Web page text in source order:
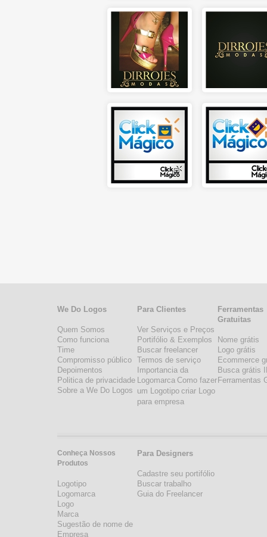
We Do Logos
Quem Somos
Como funciona
Time
Compromisso público
Depoimentos
Politica de privacidade
Sobre a We Do Logos
Conheça Nossos
Produtos
Logotipo
Logomarca
Logo
Marca
Sugestão de nome de
Empresa
Para Clientes
Ver Serviços e Preços
Portifólio & Exemplos
Buscar freelancer
Termos de serviço
Importancia da
Logomarca Como fazer
um Logotipo criar Logo
para empresa
Para Designers
Cadastre seu portifólio
Buscar trabalho
Guia do Freelancer
Ferramentas
Gratuitas
Nome grátis
Logo grátis
Ecommerce
Busca grátis
Ferramentas